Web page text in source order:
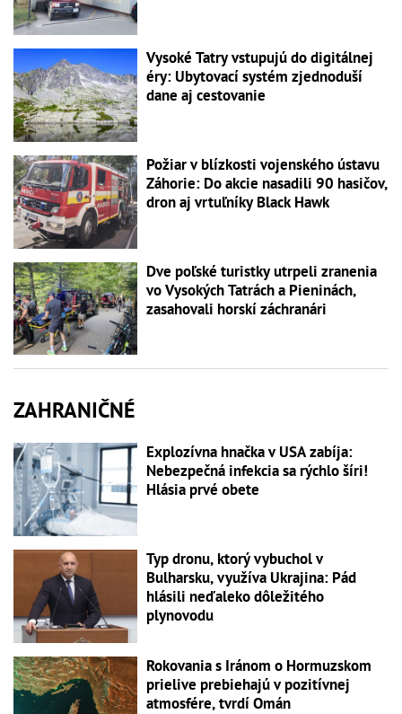
Vysoké Tatry vstupujú do digitálnej
éry: Ubytovací systém zjednoduší
dane aj cestovanie
Požiar v blízkosti vojenského ústavu
Záhorie: Do akcie nasadili 90 hasičov,
dron aj vrtuľníky Black Hawk
Dve poľské turistky utrpeli zranenia
vo Vysokých Tatrách a Pieninách,
zasahovali horskí záchranári
ZAHRANIČNÉ
Explozívna hnačka v USA zabíja:
Nebezpečná infekcia sa rýchlo šíri!
Hlásia prvé obete
Typ dronu, ktorý vybuchol v
Bulharsku, využíva Ukrajina: Pád
hlásili neďaleko dôležitého
plynovodu
Rokovania s Iránom o Hormuzskom
prielive prebiehajú v pozitívnej
atmosfére, tvrdí Omán